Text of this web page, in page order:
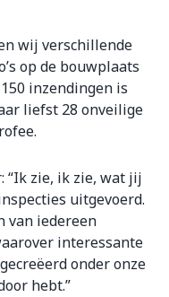
wij verschillende
op de bouwplaats
inzendingen is
liefst 28 onveilige
“Ik zie, ik zie, wat jij
uitgevoerd.
van iedereen
interessante
onder onze
hebt.”